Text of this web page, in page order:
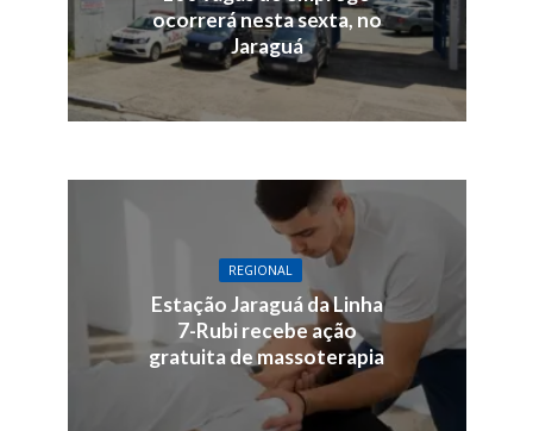
ocorrerá nesta sexta, no
Jaraguá
REGIONAL
Estação Jaraguá da Linha
7-Rubi recebe ação
gratuita de massoterapia